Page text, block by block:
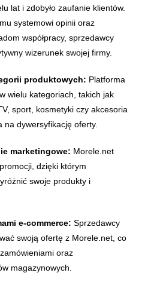
lat i zdobyło zaufanie klientów.
systemowi opinii oraz
współpracy, sprzedawcy
wizerunek swojej firmy.
produktowych: Platforma
wielu kategoriach, takich jak
sport, kosmetyki czy akcesoria
na dywersyfikację oferty.
marketingowe: Morele.net
dzięki którym
swoje produkty i
e-commerce: Sprzedawcy
swoją ofertę z Morele.net, co
oraz
magazynowych.